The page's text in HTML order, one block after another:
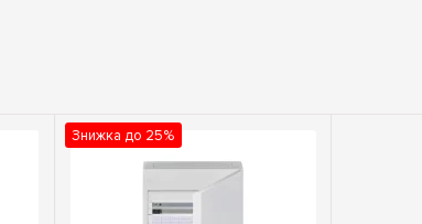
Знижка до 25%